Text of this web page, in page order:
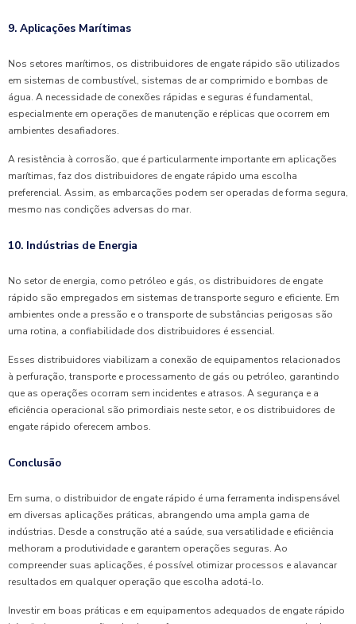
9. Aplicações Marítimas
Nos setores marítimos, os distribuidores de engate rápido são utilizados
em sistemas de combustível, sistemas de ar comprimido e bombas de
água. A necessidade de conexões rápidas e seguras é fundamental,
especialmente em operações de manutenção e réplicas que ocorrem em
ambientes desafiadores.
A resistência à corrosão, que é particularmente importante em aplicações
marítimas, faz dos distribuidores de engate rápido uma escolha
preferencial. Assim, as embarcações podem ser operadas de forma segura,
mesmo nas condições adversas do mar.
10. Indústrias de Energia
No setor de energia, como petróleo e gás, os distribuidores de engate
rápido são empregados em sistemas de transporte seguro e eficiente. Em
ambientes onde a pressão e o transporte de substâncias perigosas são
uma rotina, a confiabilidade dos distribuidores é essencial.
Esses distribuidores viabilizam a conexão de equipamentos relacionados
à perfuração, transporte e processamento de gás ou petróleo, garantindo
que as operações ocorram sem incidentes e atrasos. A segurança e a
eficiência operacional são primordiais neste setor, e os distribuidores de
engate rápido oferecem ambos.
Conclusão
Em suma, o distribuidor de engate rápido é uma ferramenta indispensável
em diversas aplicações práticas, abrangendo uma ampla gama de
indústrias. Desde a construção até a saúde, sua versatilidade e eficiência
melhoram a produtividade e garantem operações seguras. Ao
compreender suas aplicações, é possível otimizar processos e alavancar
resultados em qualquer operação que escolha adotá-lo.
Investir em boas práticas e em equipamentos adequados de engate rápido